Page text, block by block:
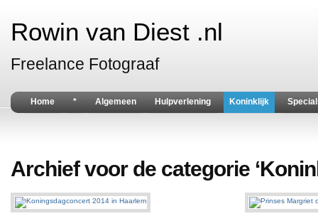
Rowin van Diest .nl
Freelance Fotograaf
Home * Algemeen Hulpverlening Koninklijk
Archief voor de categorie